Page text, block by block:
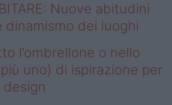
Nuove abitudini
dinamismo dei luoghi
l’ombrellone o nello
uno) di ispirazione per